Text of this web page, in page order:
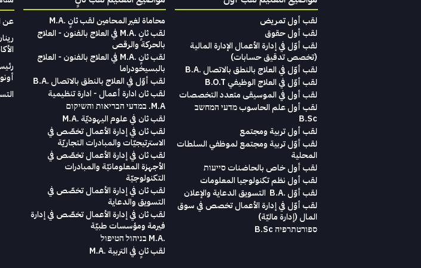
لقب أول تمريض
لقب أول حقوق
لقب‭ ‬أوّل‭ ‬في‭ ‬إدارة‭ ‬الأعمال الإدارة‭ ‬المالية
(تخصص‭ ‬تدقيق‭ ‬حسابات)‬
لقب أوّل في العلاج بالنطق بالاتصال .B.A
لقب أوّل في العلاج الوظيفي B.O.T
لقب‭ ‬أول في‭ ‬الموسيقى‭ ‬متعدد‭ ‬التخصصات‭
لقب أول علم الحاسوب מדעי המחשב
B.Sc
لقب أول تربية ومجتمع
لقب أوّل تربية ومجتمع لموظفي السلطات
المحلية
لقب أول خاص بالحاضنات סייעות
لقب أول نظم تكنولوجيا المعلومات
لقب‭ ‬أوّل .‭ ‬B.A التسويق‭ ‬الدعاية‭ ‬والإعلان
‬المال ‭)‬إدارة‭ ‬ماليّة‭ (
ספורטתרפיה B.Sc
محاماة‭ ‬لغير‭ ‬المحامين لقب‭ ‬ثانٍ .‭ ‬M.A
لقب ثانٍ .M.A في العلاج بالفنون - العلاج
بالحركة والرقص
لقب ثانٍ .M.A في العلاج بالفنون - العلاج
بالبسيخودراما
لقب أوّل في العلاج بالنطق بالاتصال .B.A
لقب ثان ادارة أعمال - ادارة تنظيمية
M.A. במדעי הבריאות והשיקום
لقب ثان في علوم اليهوديّة .M.A
لقب ثان في إدارة الأعمال تخصّص في
الاسترتيجيّات والمبادرات التجاريّة
لقب ثان في إدارة الأعمال تخصّص في
الأجهزة المعلومانيّة والمبادرات
التكنولوجيّة
لقب ثان في إدارة الأعمال تخصّص في
التسويق والدعاية
لقب ثان في إدارة الأعمال تخصّص في إدارة
فيرمة ومؤسسات طبيّة
.M.A בניהול הטיפול
لقب ثانٍ في التربية .M.A
عن
أونو